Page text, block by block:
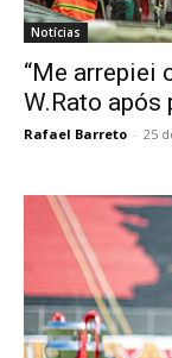
Notícias
“Me arrepiei
W.Rato após
Rafael Barreto - 25